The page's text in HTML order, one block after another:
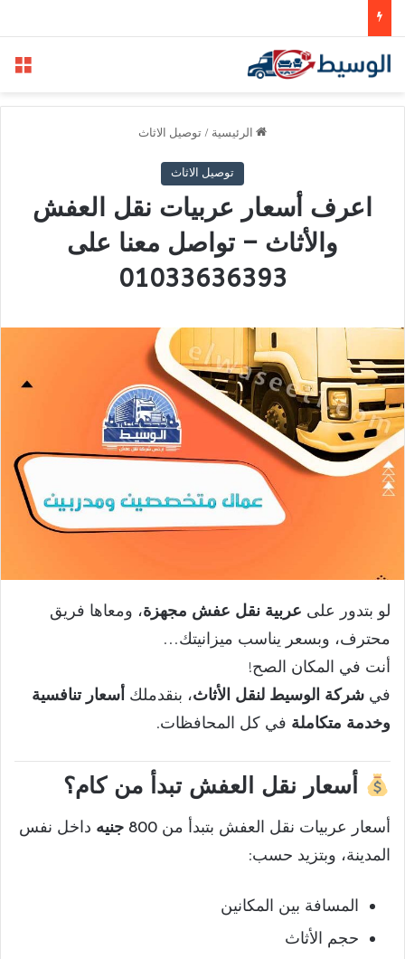
الرئيسية /توصيل الاثاث
توصيل الاثاث
اعرف أسعار عربيات نقل العفش
والأثاث – تواصل معنا على
01033636393
لو بتدور على عربية نقل عفش مجهزة، ومعاها فريق
محترف، وبسعر يناسب ميزانيتك…
أنت في المكان الصح!
في شركة الوسيط لنقل الأثاث، بنقدملك أسعار تنافسية
وخدمة متكاملة في كل المحافظات.
أسعار نقل العفش تبدأ من كام؟
أسعار عربيات نقل العفش بتبدأ من 800 جنيه
داخل نفس
المدينة، وبتزيد حسب:
المسافة بين المكانين
حجم الأثاث